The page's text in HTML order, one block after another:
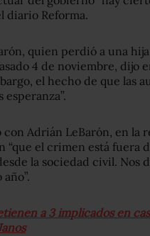
diario Reforma.
quien perdió a una
4 de noviembre,
el hecho de que las
esperanza”.
con Adrián LeBarón, en la
“que el crimen está fuera
la sociedad civil. Nos
a 3 implicados en